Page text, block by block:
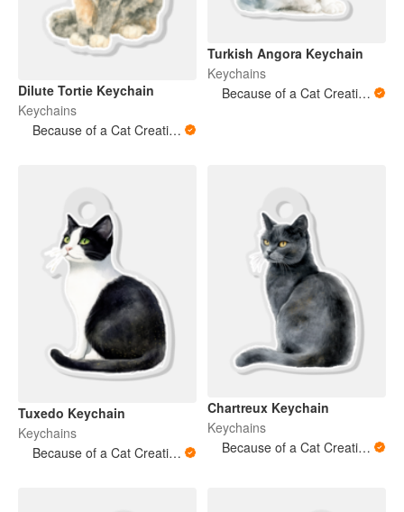
Dilute Tortie Keychain
Keychains
Because of a Cat Creations
Turkish Angora Keychain
Keychains
Because of a Cat Creations
Tuxedo Keychain
Keychains
Because of a Cat Creations
Chartreux Keychain
Keychains
Because of a Cat Creations